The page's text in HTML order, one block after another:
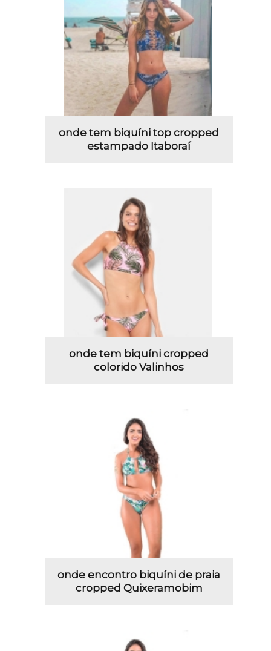
onde tem biquíni top cropped
estampado Itaboraí
onde tem biquíni cropped
colorido Valinhos
onde encontro biquíni de praia
cropped Quixeramobim